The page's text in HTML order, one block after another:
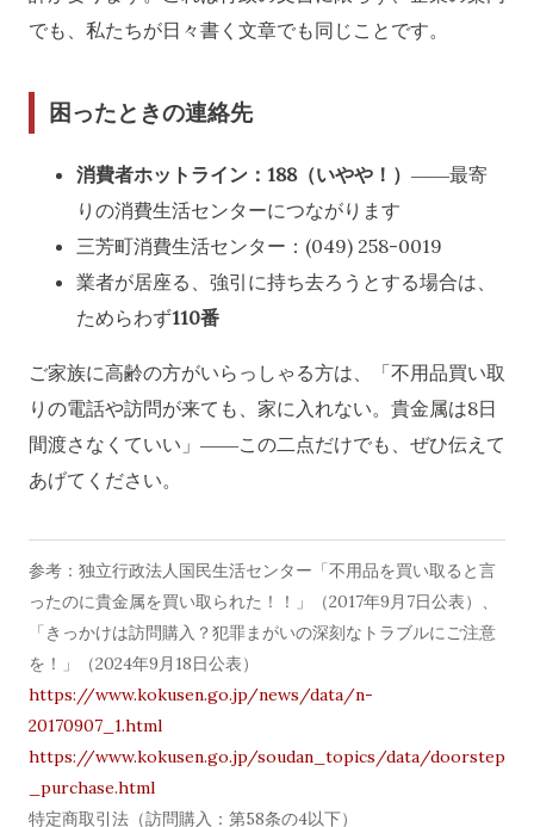
でも、私たちが日々書く文章でも同じことです。
困ったときの連絡先
消費者ホットライン：188（いやや！） ――最寄
りの消費生活センターにつながります
三芳町消費生活センター：(049) 258-0019
業者が居座る、強引に持ち去ろうとする場合は、
ためらわず110番
ご家族に高齢の方がいらっしゃる方は、「不用品買い取
りの電話や訪問が来ても、家に入れない。貴金属は8日
間渡さなくていい」――この二点だけでも、ぜひ伝えて
あげてください。
参考：独立行政法人国民生活センター「不用品を買い取ると言
ったのに貴金属を買い取られた！！」（2017年9月7日公表）、
「きっかけは訪問購入？犯罪まがいの深刻なトラブルにご注意
を！」（2024年9月18日公表）
https://www.kokusen.go.jp/news/data/n-
20170907_1.html
https://www.kokusen.go.jp/soudan_topics/data/doorstep
_purchase.html
特定商取引法（訪問購入：第58条の4以下）